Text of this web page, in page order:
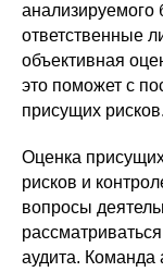
анализируемого
ответственные
объективная
это поможет с
присущих рисков.
Оценка
рисков и
вопросы
аудита. Команда